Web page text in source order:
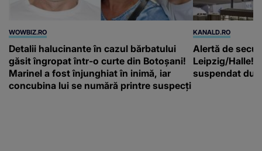
WOWBIZ.RO
Detalii halucinante în cazul bărbatului
găsit îngropat într-o curte din Botoșani!
Marinel a fost înjunghiat în inimă, iar
concubina lui se numără printre suspecți
KANALD.RO
Alertă de
Leipzig/Halle!
suspendat